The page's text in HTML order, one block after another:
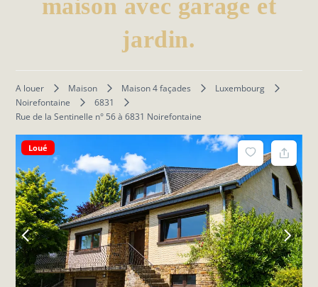
maison avec garage et
jardin.
A louer Maison Maison 4 façades
Luxembourg
Noirefontaine
6831
Rue de la Sentinelle n° 56 à 6831 Noirefontaine
Loué